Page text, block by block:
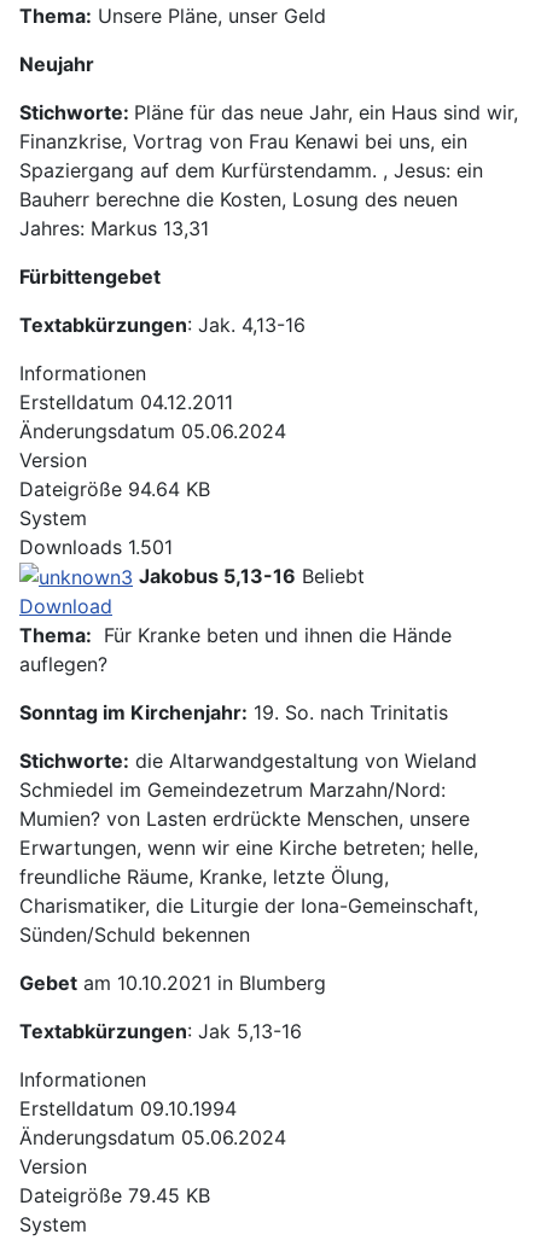
Thema: Unsere Pläne, unser Geld
Neujahr
Stichworte: Pläne für das neue Jahr, ein Haus sind wir,
Finanzkrise, Vortrag von Frau Kenawi bei uns, ein
Spaziergang auf dem Kurfürstendamm. , Jesus: ein
Bauherr berechne die Kosten, Losung des neuen
Jahres: Markus 13,31
Fürbittengebet
Textabkürzungen: Jak. 4,13-16
Informationen
Erstelldatum 04.12.2011
Änderungsdatum 05.06.2024
Version
Dateigröße 94.64 KB
System
Downloads 1.501
Jakobus 5,13-16 Beliebt
Download
Thema: Für Kranke beten und ihnen die Hände
auflegen?
Sonntag im Kirchenjahr: 19. So. nach Trinitatis
Stichworte: die Altarwandgestaltung von Wieland
Schmiedel im Gemeindezetrum Marzahn/Nord:
Mumien? von Lasten erdrückte Menschen, unsere
Erwartungen, wenn wir eine Kirche betreten; helle,
freundliche Räume, Kranke, letzte Ölung,
Charismatiker, die Liturgie der Iona-Gemeinschaft,
Sünden/Schuld bekennen
Gebet am 10.10.2021 in Blumberg
Textabkürzungen: Jak 5,13-16
Informationen
Erstelldatum 09.10.1994
Änderungsdatum 05.06.2024
Version
Dateigröße 79.45 KB
System